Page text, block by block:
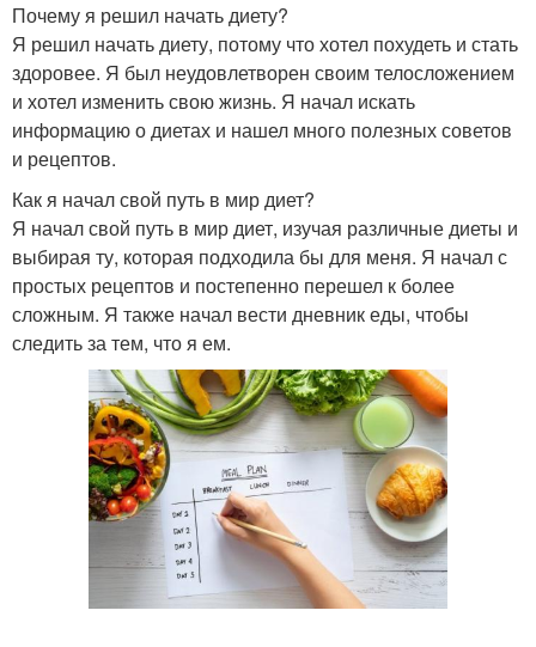
Почему я решил начать диету?
Я решил начать диету, потому что хотел похудеть и стать
здоровее. Я был неудовлетворен своим телосложением
и хотел изменить свою жизнь. Я начал искать
информацию о диетах и нашел много полезных советов
и рецептов.
Как я начал свой путь в мир диет?
Я начал свой путь в мир диет, изучая различные диеты и
выбирая ту, которая подходила бы для меня. Я начал с
простых рецептов и постепенно перешел к более
сложным. Я также начал вести дневник еды, чтобы
следить за тем, что я ем.